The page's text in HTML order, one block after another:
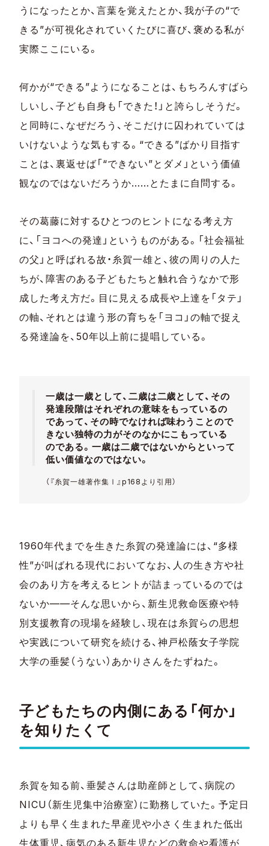
うになったとか、言葉を覚えたとか、我が子の“で
きる”が可視化されていくたびに喜び、褒める私が
実際ここにいる。
何かが“できる”ようになることは、もちろんすばら
しいし、子ども自身も「できた！」と誇らしそうだ。
と同時に、なぜだろう、そこだけに囚われていては
いけないような気もする。“できる”ばかり目指す
ことは、裏返せば「“できない”とダメ」という価値
観なのではないだろうか……とたまに自問する。
その葛藤に対するひとつのヒントになる考え方
に、「ヨコへの発達」というものがある。「社会福祉
の父」と呼ばれる故・糸賀一雄と、彼の周りの人た
ちが、障害のある子どもたちと触れ合うなかで形
成した考え方だ。目に見える成長や上達を「タテ」
の軸、それとは違う形の育ちを「ヨコ」の軸で捉え
る発達論を、50年以上前に提唱している。
一歳は一歳として、二歳は二歳として、その
発達段階はそれぞれの意味をもっているの
であって、その時でなければ味わうことので
きない独特の力がそのなかにこもっている
のである。一歳は二歳ではないからといって
低い価値なのではない。
（『糸賀一雄著作集Ⅰ』p168より引用）
1960年代までを生きた糸賀の発達論には、“多様
性”が叫ばれる現代においてなお、人の生き方や社
会のあり方を考えるヒントが詰まっているのでは
ないか——そんな思いから、新生児救命医療や特
別支援教育の現場を経験し、現在は糸賀らの思想
や実践について研究を続ける、神戸松蔭女子学院
大学の垂髪（うない）あかりさんをたずねた。
子どもたちの内側にある「何か」
を知りたくて
糸賀を知る前、垂髪さんは助産師として、病院の
NICU（新生児集中治療室）に勤務していた。予定日
よりも早く生まれた早産児や小さく生まれた低出
生体重児、病気のある新生児などの救命や看護が